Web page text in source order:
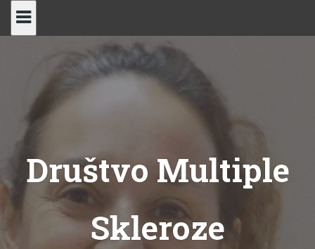
Skip
Društvo Multiple
Skleroze